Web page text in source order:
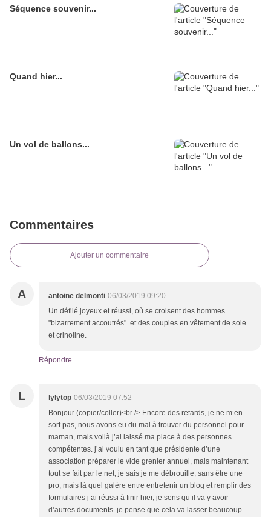
Séquence souvenir...
Quand hier...
Un vol de ballons...
Commentaires
Ajouter un commentaire
A antoine delmonti 06/03/2019 09:20
Un défilé joyeux et réussi, où se croisent des hommes
"bizarrement accoutrés" et des couples en vêtement de soie
et crinoline.
Répondre
L lylytop 06/03/2019 07:52
Bonjour (copier/coller)<br /> Encore des retards, je ne m’en
sort pas, nous avons eu du mal à trouver du personnel pour
maman, mais voilà j’ai laissé ma place à des personnes
compétentes. j’ai voulu en tant que présidente d’une
association préparer le vide grenier annuel, mais maintenant
tout se fait par le net, je sais je me débrouille, sans être une
pro, mais là quel galère entre entretenir un blog et remplir des
formulaires j’ai réussi à finir hier, je sens qu’il va y avoir
d’autres documents je pense que cela va lasser beaucoup